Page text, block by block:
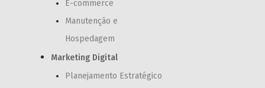
E-commerce
Manutenção e
Hospedagem
Marketing Digital
Planejamento Estratégico